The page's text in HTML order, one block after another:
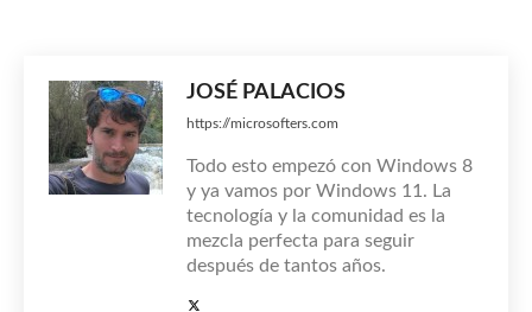
JOSÉ PALACIOS
https://microsofters.com
Todo esto empezó con Windows 8
y ya vamos por Windows 11. La
tecnología y la comunidad es la
mezcla perfecta para seguir
después de tantos años.